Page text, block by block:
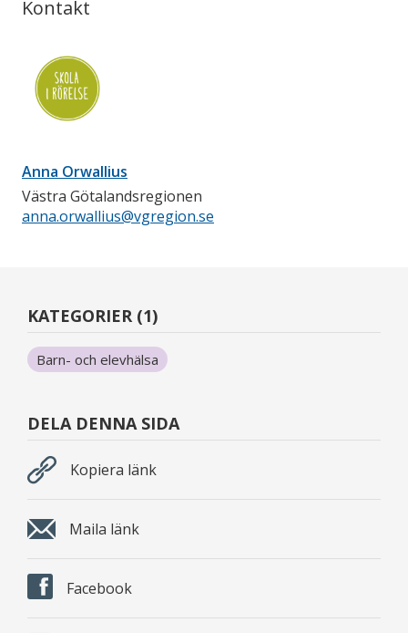
Kontakt
Anna Orwallius
Västra Götalandsregionen
anna.orwallius@vgregion.se
KATEGORIER (1)
Barn- och elevhälsa
DELA DENNA SIDA
Kopiera länk
Maila länk
Facebook